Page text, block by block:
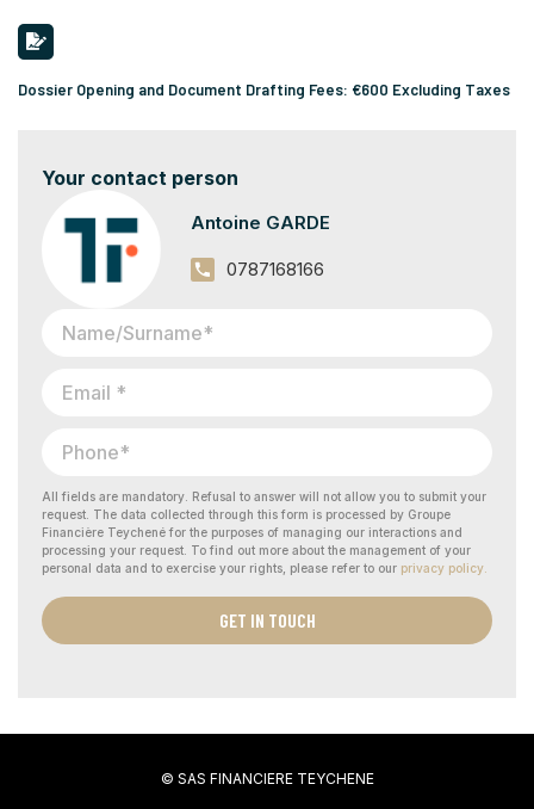
Dossier Opening and Document Drafting Fees: €600 Excluding Taxes
Your contact person
Antoine GARDE
0787168166
All fields are mandatory. Refusal to answer will not allow you to submit your
request. The data collected through this form is processed by Groupe
Financière Teychené for the purposes of managing our interactions and
processing your request. To find out more about the management of your
personal data and to exercise your rights, please refer to our privacy policy.
GET IN TOUCH
© SAS FINANCIERE TEYCHENE